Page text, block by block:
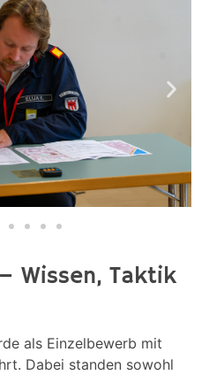
Wissen, Taktik
als Einzelbewerb mit
Dabei standen sowohl